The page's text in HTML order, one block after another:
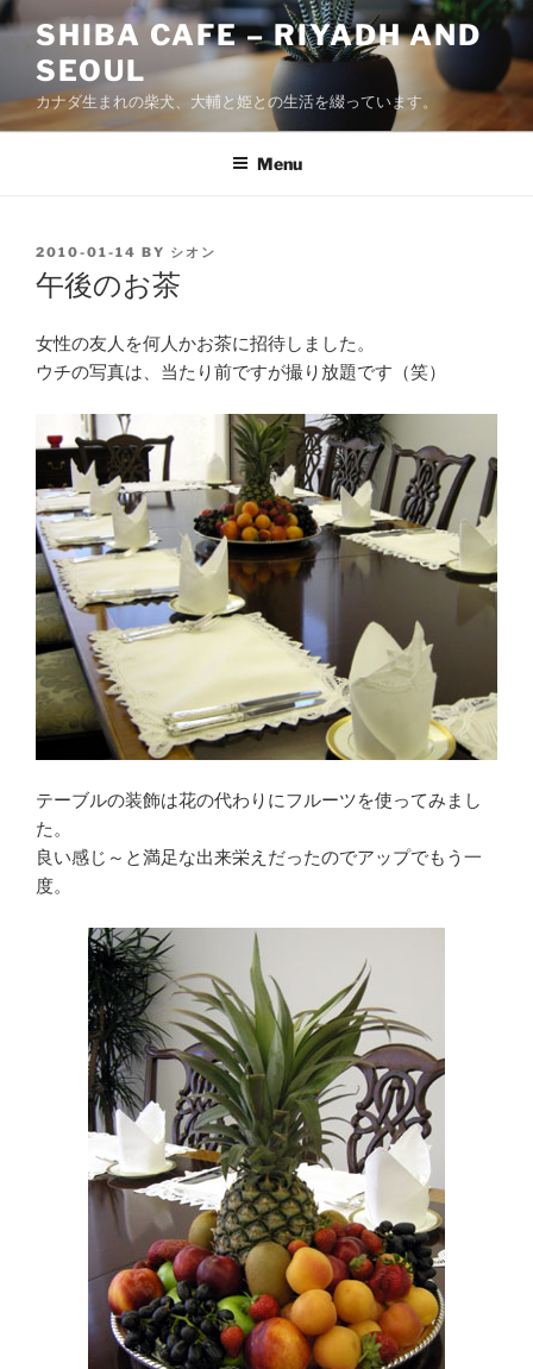
Skip
content
SHIBA CAFE – RIYADH AND
SEOUL
カナダ生まれの柴犬、大輔と姫との生活を綴っています。
Menu
POSTED
ON
2010-01-14 BY シオン
午後のお茶
女性の友人を何人かお茶に招待しました。
ウチの写真は、当たり前ですが撮り放題です（笑）
テーブルの装飾は花の代わりにフルーツを使ってみまし
た。
良い感じ～と満足な出来栄えだったのでアップでもう一
度。